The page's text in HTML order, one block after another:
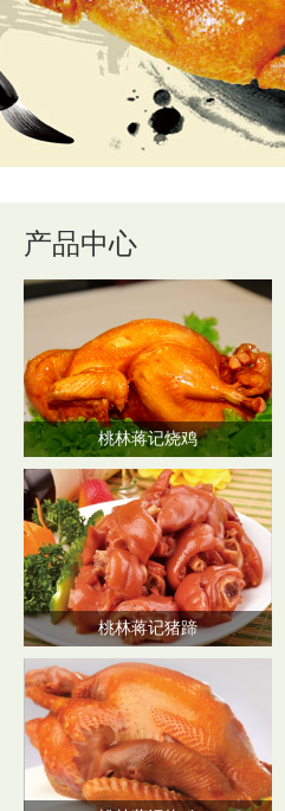
产品中心
桃林蒋记烧鸡
桃林蒋记猪蹄